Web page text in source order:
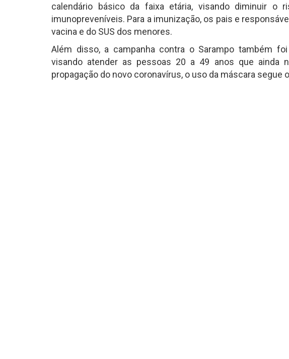
calendário básico da faixa etária, visando diminuir o
imunopreveníveis. Para a imunização, os pais e
vacina e do SUS dos menores.
Além disso, a campanha contra o Sarampo também
visando atender as pessoas 20 a 49 anos que ainda
propagação do novo coronavírus, o uso da máscara segue